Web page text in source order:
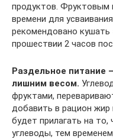
продуктов. Фруктовым
времени для
рекомендовано кушать
прошествии 2 часов
Раздельное питание
лишним весом.
фруктами,
добавить в рацион жир
будет прилагать на то,
углеводы, тем